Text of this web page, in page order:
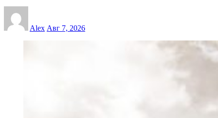
Alex Авг 7, 2026